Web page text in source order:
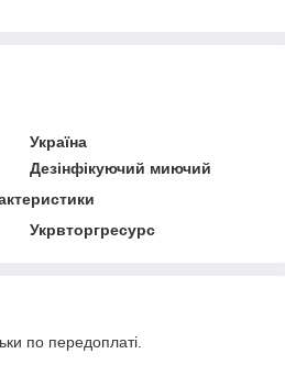
Україна
Дезінфікуючий миючий
Укрвторгресурс
по передоплаті.